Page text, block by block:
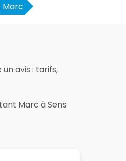
Marc
avis : tarifs,
Marc à Sens